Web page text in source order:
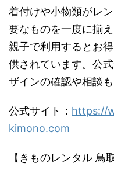
着付けや小物類がレ
要なものを一度に揃
親子で利用するとお
供されています。公
ザインの確認や相談
公式サイト： https://
kimono.com
【きものレンタル 鳥